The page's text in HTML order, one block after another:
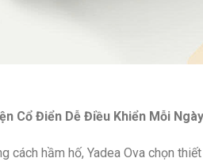
Cổ Điển Dễ Điều Khiển Mỗi
cách hầm hố, Yadea Ova chọn